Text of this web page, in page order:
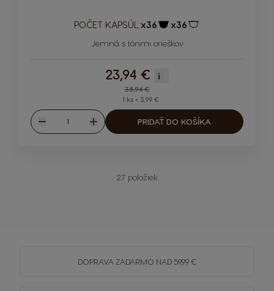
POČET KAPSÚL:x36 x36
Jemná s tónmi orieškov
Regular Price
38,94 €
23,94 € i
1 ks = 3,99 €
Množstvo
Zvýšiť
PRIDAŤ DO KOŠÍKA
27 položiek
DOPRAVA ZADARMO NAD 59,99 €